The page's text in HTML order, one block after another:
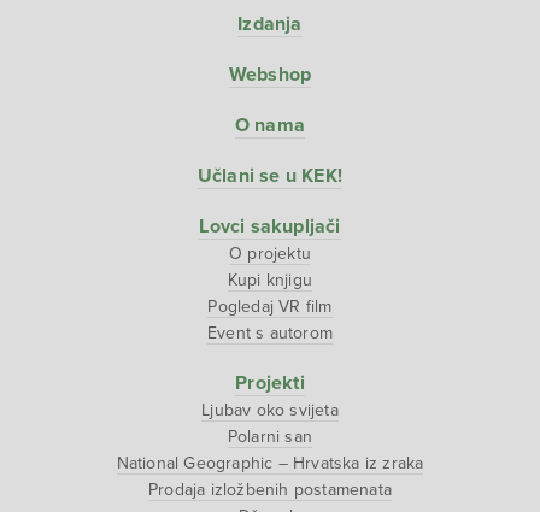
Izdanja
Webshop
O nama
Učlani se u KEK!
Lovci sakupljači
O projektu
Kupi knjigu
Pogledaj VR film
Event s autorom
Projekti
Ljubav oko svijeta
Polarni san
National Geographic – Hrvatska iz zraka
Prodaja izložbenih postamenata